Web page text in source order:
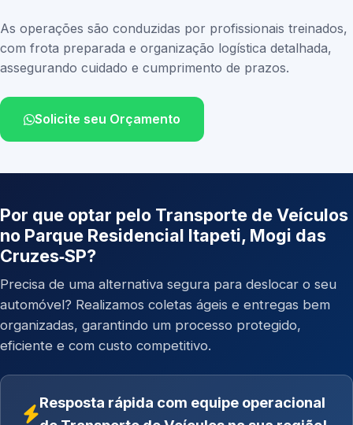
As operações são conduzidas por profissionais treinados,
com frota preparada e organização logística detalhada,
assegurando cuidado e cumprimento de prazos.
Solicite seu Orçamento
Por que optar pelo Transporte de Veículos
no Parque Residencial Itapeti, Mogi das
Cruzes‑SP?
Precisa de uma alternativa segura para deslocar o seu
automóvel? Realizamos coletas ágeis e entregas bem
organizadas, garantindo um processo protegido,
eficiente e com custo competitivo.
Resposta rápida com equipe operacional